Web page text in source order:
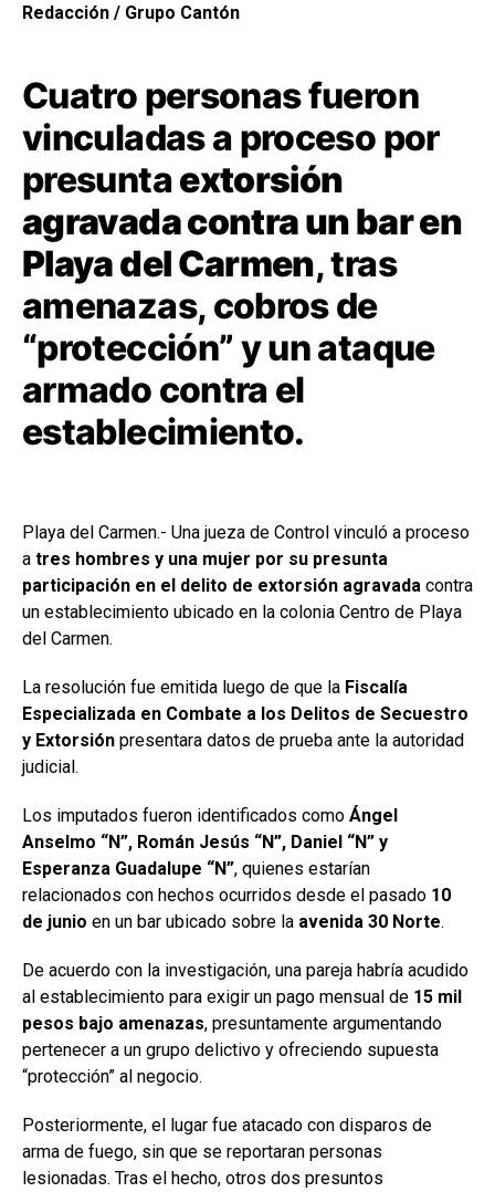
Redacción / Grupo Cantón
Cuatro personas fueron
vinculadas a proceso por
presuntaextorsión
agravada contra un bar en
Playa del Carmen, tras
amenazas, cobros de
“protección” y un ataque
armado contra el
establecimiento.
Playa del Carmen.- Una jueza de Control vinculó a proceso
a tres hombres y una mujer por su presunta
participación en el delito de extorsión agravada contra
un establecimiento ubicado en la colonia Centro de Playa
del Carmen.
La resolución fue emitida luego de que la Fiscalía
Especializada en Combate a los Delitos de Secuestro
y Extorsión presentara datos de prueba ante la autoridad
judicial.
Los imputados fueron identificados como Ángel
Anselmo “N”, Román Jesús “N”, Daniel “N” y
Esperanza Guadalupe “N”, quienes estarían
relacionados con hechos ocurridos desde el pasado 10
de junio en un bar ubicado sobre la avenida 30 Norte.
De acuerdo con la investigación, una pareja habría acudido
al establecimiento para exigir un pago mensual de 15 mil
pesos bajo amenazas, presuntamente argumentando
pertenecer a un grupo delictivo y ofreciendo supuesta
“protección” al negocio.
Posteriormente, el lugar fue atacado con disparos de
arma de fuego, sin que se reportaran personas
lesionadas. Tras el hecho, otros dos presuntos